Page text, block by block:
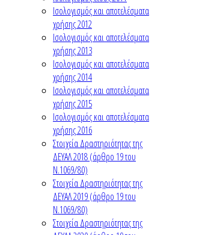
Ισολογισμός και αποτελέσματα
χρήσης 2012
Ισολογισμός και αποτελέσματα
χρήσης 2013
Ισολογισμός και αποτελέσματα
χρήσης 2014
Ισολογισμός και αποτελέσματα
χρήσης 2015
Ισολογισμός και αποτελέσματα
χρήσης 2016
Στοιχεία Δραστηριότητας της
ΔΕΥΑΛ 2018 (άρθρο 19 του
Ν.1069/80)
Στοιχεία Δραστηριότητας της
ΔΕΥΑΛ 2019 (άρθρο 19 του
Ν.1069/80)
Στοιχεία Δραστηριότητας της